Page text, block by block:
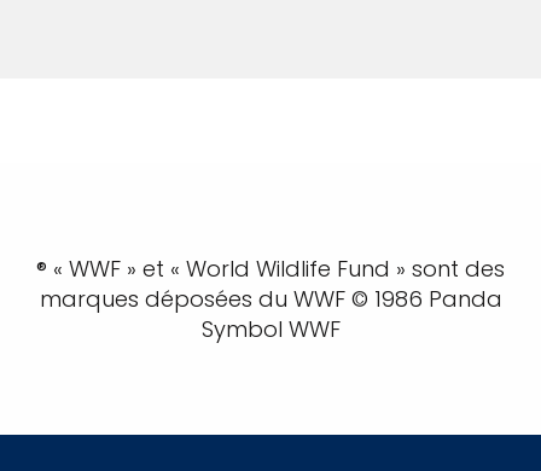
® « WWF » et « World Wildlife Fund » sont des
marques déposées du WWF © 1986 Panda
Symbol WWF